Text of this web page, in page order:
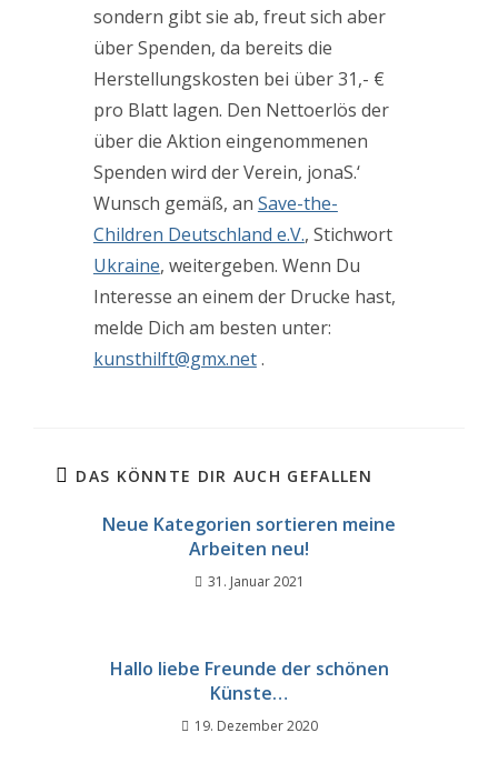
sondern gibt sie ab, freut sich aber
über Spenden, da bereits die
Herstellungskosten bei über 31,- €
pro Blatt lagen. Den Nettoerlös der
über die Aktion eingenommenen
Spenden wird der Verein, jonaS.‘
Wunsch gemäß, an Save-the-
Children Deutschland e.V., Stichwort
Ukraine, weitergeben. Wenn Du
Interesse an einem der Drucke hast,
melde Dich am besten unter:
kunsthilft@gmx.net.
DAS KÖNNTE DIR AUCH GEFALLEN
Neue Kategorien sortieren meine
Arbeiten neu!
31. Januar 2021
Hallo liebe Freunde der schönen
Künste…
19. Dezember 2020